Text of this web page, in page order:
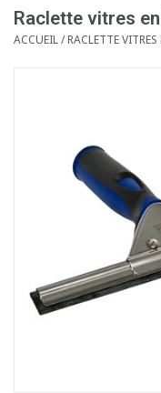
Service client
Raclette vitres
ACCUEIL/RACLETTE